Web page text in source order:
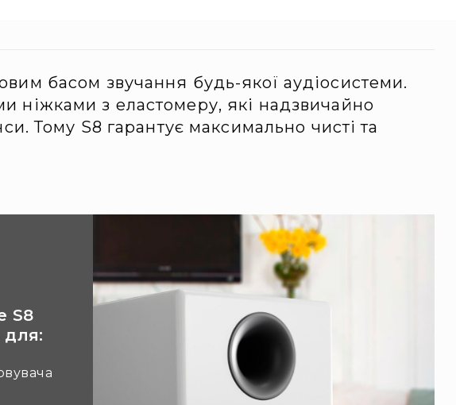
басом звучання будь-якої аудіосистеми.
ніжками з еластомеру, які надзвичайно
Тому S8 гарантує максимально чисті та
S8
для: